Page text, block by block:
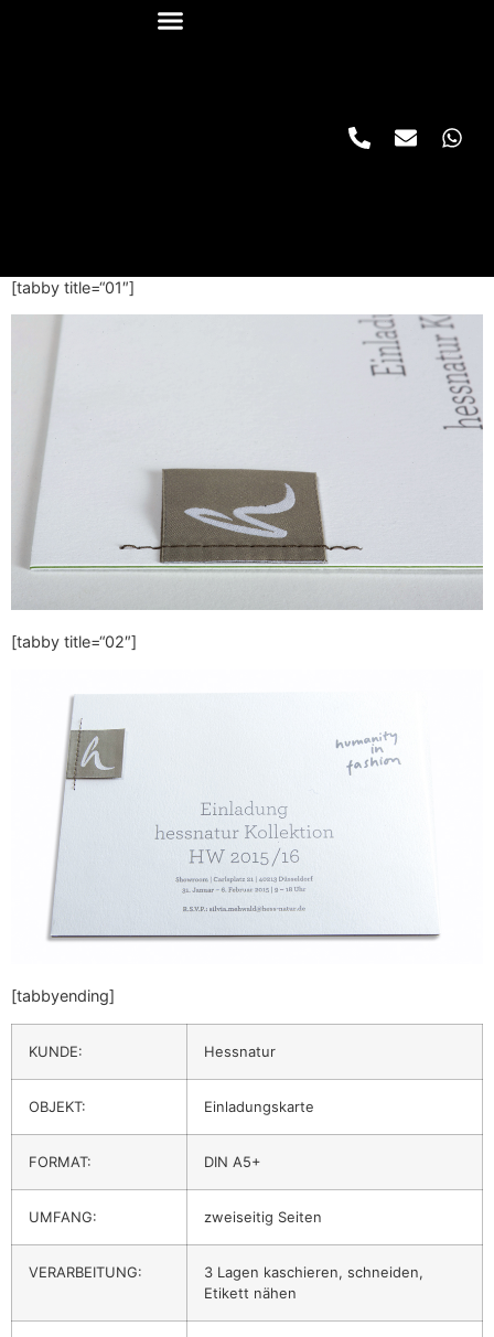
[tabby title=“01″]
[tabby title=“02″]
[tabbyending]
KUNDE: Hessnatur
OBJEKT: Einladungskarte
FORMAT: DIN A5+
UMFANG: zweiseitig Seiten
VERARBEITUNG:
3 Lagen kaschieren, schneiden,
Etikett nähen